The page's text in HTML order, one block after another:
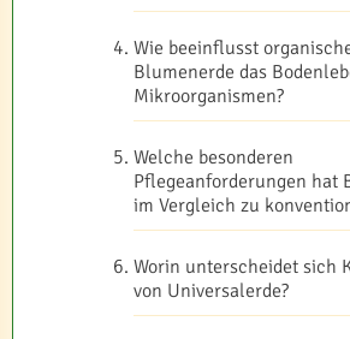
Wie beeinflusst
Blumenerde das
Mikroorganismen?
Welche besonderen
Pflegeanforderungen hat
im Vergleich zu
Worin unterscheidet sich
von Universalerde?